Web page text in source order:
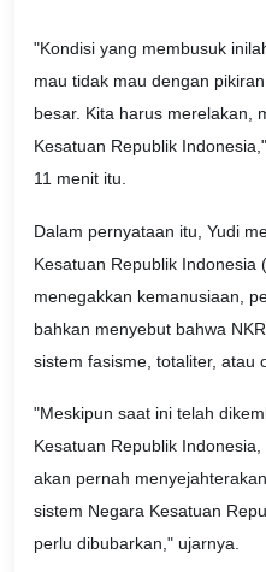
"Kondisi yang membusuk
mau tidak mau dengan
besar. Kita harus merelakan,
Kesatuan Republik
11 menit itu.
Dalam pernyataan itu, Yudi
Kesatuan Republik Indonesia
menegakkan kemanusiaan,
bahkan menyebut bahwa
sistem fasisme, totaliter, atau
"Meskipun saat ini telah
Kesatuan Republik
akan pernah
sistem Negara Kesatuan
perlu dibubarkan," ujarnya.